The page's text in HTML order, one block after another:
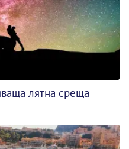
лятна среща